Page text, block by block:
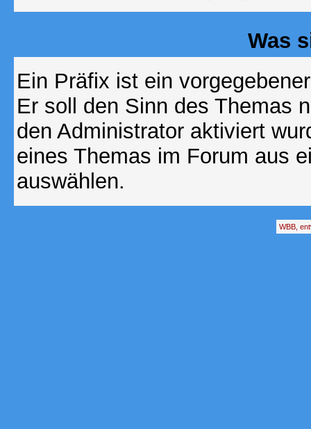
Was
Ein Präfix ist ein
Er soll den Sinn des Themas
den Administrator aktiviert
eines Themas im Forum aus
auswählen.
WBB,